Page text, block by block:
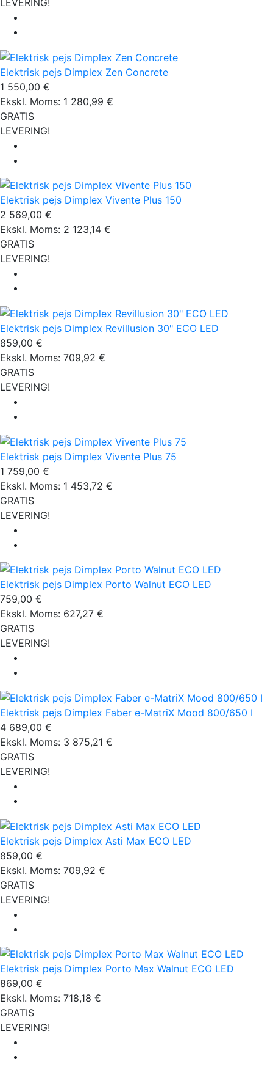
LEVERING!
Elektrisk pejs Dimplex Zen Concrete
1 550,00 €
Ekskl. Moms: 1 280,99 €
GRATIS
LEVERING!
Elektrisk pejs Dimplex Vivente Plus 150
2 569,00 €
Ekskl. Moms: 2 123,14 €
GRATIS
LEVERING!
Elektrisk pejs Dimplex Revillusion 30" ECO LED
859,00 €
Ekskl. Moms: 709,92 €
GRATIS
LEVERING!
Elektrisk pejs Dimplex Vivente Plus 75
1 759,00 €
Ekskl. Moms: 1 453,72 €
GRATIS
LEVERING!
Elektrisk pejs Dimplex Porto Walnut ECO LED
759,00 €
Ekskl. Moms: 627,27 €
GRATIS
LEVERING!
Elektrisk pejs Dimplex Faber e-MatriX Mood 800/650 I
4 689,00 €
Ekskl. Moms: 3 875,21 €
GRATIS
LEVERING!
Elektrisk pejs Dimplex Asti Max ECO LED
859,00 €
Ekskl. Moms: 709,92 €
GRATIS
LEVERING!
Elektrisk pejs Dimplex Porto Max Walnut ECO LED
869,00 €
Ekskl. Moms: 718,18 €
GRATIS
LEVERING!